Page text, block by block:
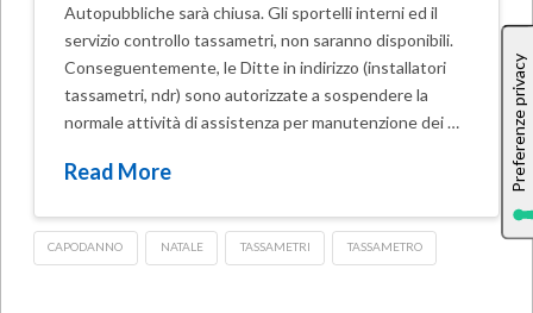
Autopubbliche sarà chiusa. Gli sportelli interni ed il
servizio controllo tassametri, non saranno disponibili.
Conseguentemente, le Ditte in indirizzo (installatori
tassametri, ndr) sono autorizzate a sospendere la
normale attività di assistenza per manutenzione dei …
Read More
CAPODANNO NATALE TASSAMETRI TASSAMETRO